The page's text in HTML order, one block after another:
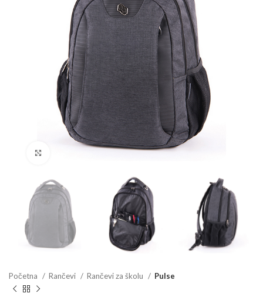
Kliknite za uvećanje
Početna Rančevi Rančevi za školu Pulse